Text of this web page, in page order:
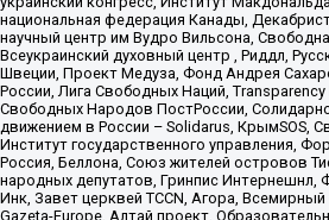
национальная федерация Канады,
научный центр им Вудро Вильсона,
Всеукраинский духовный центр , Риддл,
Швеции, Проект Медуза, Фонд Андрея
России, Лига Свободных Наций,
Свободных Народов ПостРоссии,
движением в России – Solidarus, КрымSOS,
Институт государственного управления,
Россия, Беллона, Союз жителей островов
народных депутатов, Гринпис Интернешнл,
Инк, Завет церквей TCCN, Агора,
Gazeta-Europe, Алтай проект,